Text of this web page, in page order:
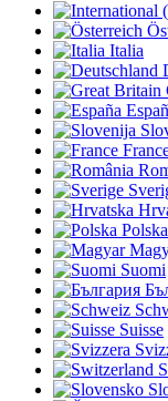
Italia
Polska
Suomi
Suisse